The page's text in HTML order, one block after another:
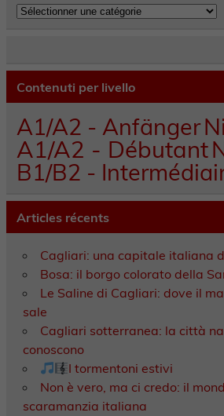
Catégories
Contenuti per livello
A1/A2 - Anfänger
A1/A2 - Débutant
B1/B2 -
Articles récents
Cagliari: una capitale italiana
Bosa: il borgo colorato della
Le Saline di Cagliari: dove il
sale
Cagliari sotterranea: la città
conoscono
I tormentoni estivi
Non è vero, ma ci credo: il
scaramanzia italiana